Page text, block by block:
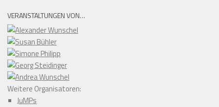
VERANSTALTUNGEN VON…
Weitere Organisatoren:
JuMPs